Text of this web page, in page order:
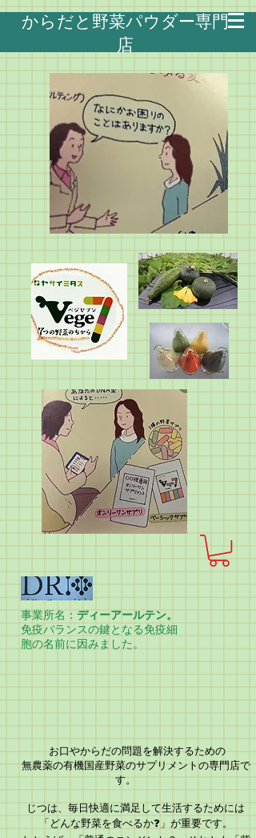
​からだと野菜パウダー専門
店
事業所名： ディーアールテン。
免疫バランスの鍵となる免疫細
胞の名前に因みました。
お口やからだの問題を解決するための
無農薬の有機国産野菜のサプリメントの専門店で
す。
じつは、毎日快適に満足して生活するためには
「どんな野菜を食べるか❓」が重要です。